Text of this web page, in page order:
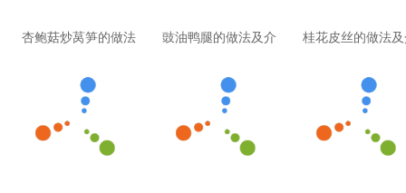
杏鲍菇炒莴笋的做法 豉油鸭腿的做法及介 桂花皮丝的做法